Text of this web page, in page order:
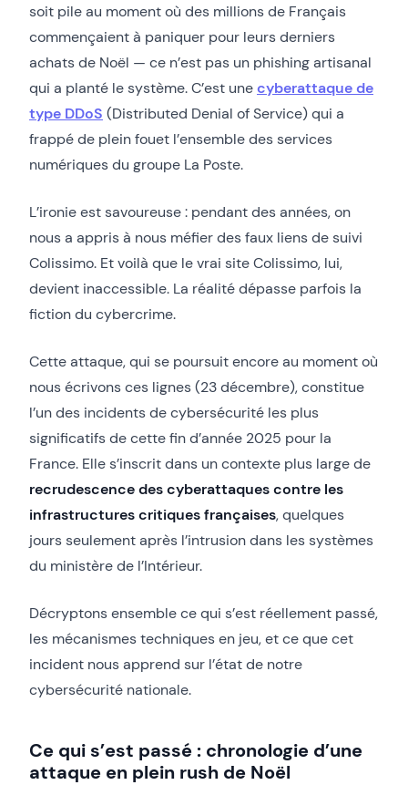
soit pile au moment où des millions de Français
commençaient à paniquer pour leurs derniers
achats de Noël — ce n’est pas un phishing artisanal
qui a planté le système. C’est une cyberattaque de
type DDoS (Distributed Denial of Service) qui a
frappé de plein fouet l’ensemble des services
numériques du groupe La Poste.
L’ironie est savoureuse : pendant des années, on
nous a appris à nous méfier des faux liens de suivi
Colissimo. Et voilà que le vrai site Colissimo, lui,
devient inaccessible. La réalité dépasse parfois la
fiction du cybercrime.
Cette attaque, qui se poursuit encore au moment où
nous écrivons ces lignes (23 décembre), constitue
l’un des incidents de cybersécurité les plus
significatifs de cette fin d’année 2025 pour la
France. Elle s’inscrit dans un contexte plus large de
recrudescence des cyberattaques contre les
infrastructures critiques françaises, quelques
jours seulement après l’intrusion dans les systèmes
du ministère de l’Intérieur.
Décryptons ensemble ce qui s’est réellement passé,
les mécanismes techniques en jeu, et ce que cet
incident nous apprend sur l’état de notre
cybersécurité nationale.
Ce qui s’est passé : chronologie d’une
attaque en plein rush de Noël